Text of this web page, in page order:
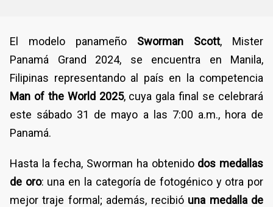
El modelo panameño Sworman Scott, Mister
Panamá Grand 2024, se encuentra en Manila,
Filipinas representando al país en la competencia
Man of the World 2025, cuya gala final se celebrará
este sábado 31 de mayo a las 7:00 a.m., hora de
Panamá.
Hasta la fecha, Sworman ha obtenido dos medallas
de oro: una en la categoría de fotogénico y otra por
mejor traje formal; además, recibió una medalla de